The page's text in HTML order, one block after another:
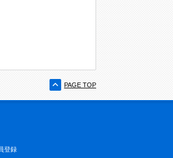
PAGE TOP
登録